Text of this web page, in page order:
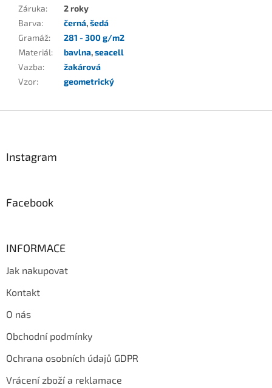
Záruka:
2 roky
Barva: černá,šedá
Gramáž:
281 - 300 g/m2
Materiál: bavlna,seacell
Vazba:
žakárová
Vzor: geometrický
Instagram
Facebook
INFORMACE
Jak nakupovat
Kontakt
O nás
Obchodní podmínky
Ochrana osobních údajů GDPR
Vrácení zboží a reklamace